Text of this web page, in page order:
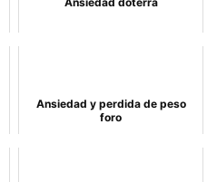
Ansiedad y perdida de peso
foro